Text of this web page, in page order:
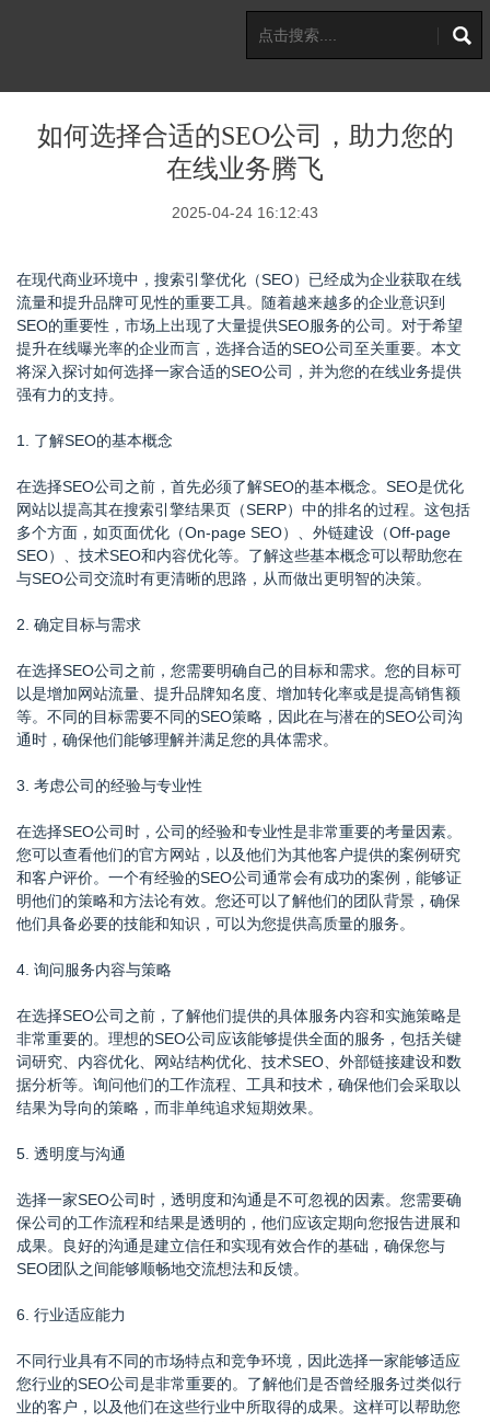
如何选择合适的SEO公司，助力您的
在线业务腾飞
2025-04-24 16:12:43
在现代商业环境中，搜索引擎优化（SEO）已经成为企业获取在线
流量和提升品牌可见性的重要工具。随着越来越多的企业意识到
SEO的重要性，市场上出现了大量提供SEO服务的公司。对于希望
提升在线曝光率的企业而言，选择合适的SEO公司至关重要。本文
将深入探讨如何选择一家合适的SEO公司，并为您的在线业务提供
强有力的支持。
1. 了解SEO的基本概念
在选择SEO公司之前，首先必须了解SEO的基本概念。SEO是优化
网站以提高其在搜索引擎结果页（SERP）中的排名的过程。这包括
多个方面，如页面优化（On-page SEO）、外链建设（Off-page
SEO）、技术SEO和内容优化等。了解这些基本概念可以帮助您在
与SEO公司交流时有更清晰的思路，从而做出更明智的决策。
2. 确定目标与需求
在选择SEO公司之前，您需要明确自己的目标和需求。您的目标可
以是增加网站流量、提升品牌知名度、增加转化率或是提高销售额
等。不同的目标需要不同的SEO策略，因此在与潜在的SEO公司沟
通时，确保他们能够理解并满足您的具体需求。
3. 考虑公司的经验与专业性
在选择SEO公司时，公司的经验和专业性是非常重要的考量因素。
您可以查看他们的官方网站，以及他们为其他客户提供的案例研究
和客户评价。一个有经验的SEO公司通常会有成功的案例，能够证
明他们的策略和方法论有效。您还可以了解他们的团队背景，确保
他们具备必要的技能和知识，可以为您提供高质量的服务。
4. 询问服务内容与策略
在选择SEO公司之前，了解他们提供的具体服务内容和实施策略是
非常重要的。理想的SEO公司应该能够提供全面的服务，包括关键
词研究、内容优化、网站结构优化、技术SEO、外部链接建设和数
据分析等。询问他们的工作流程、工具和技术，确保他们会采取以
结果为导向的策略，而非单纯追求短期效果。
5. 透明度与沟通
选择一家SEO公司时，透明度和沟通是不可忽视的因素。您需要确
保公司的工作流程和结果是透明的，他们应该定期向您报告进展和
成果。良好的沟通是建立信任和实现有效合作的基础，确保您与
SEO团队之间能够顺畅地交流想法和反馈。
6. 行业适应能力
不同行业具有不同的市场特点和竞争环境，因此选择一家能够适应
您行业的SEO公司是非常重要的。了解他们是否曾经服务过类似行
业的客户，以及他们在这些行业中所取得的成果。这样可以帮助您